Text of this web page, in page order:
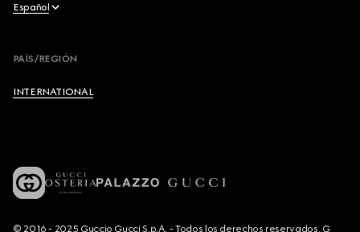
Español
Français
PAÍS/REGIÓN
INTERNATIONAL
© 2016 - 2025 Guccio Gucci S.p.A. - Todos los derechos reservados. G